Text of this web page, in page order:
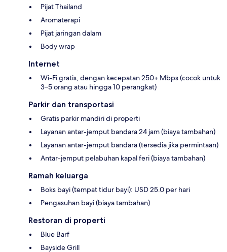
Pijat Thailand
Aromaterapi
Pijat jaringan dalam
Body wrap
Internet
Wi-Fi gratis, dengan kecepatan 250+ Mbps (cocok untuk
3–5 orang atau hingga 10 perangkat)
Parkir dan transportasi
Gratis parkir mandiri di properti
Layanan antar-jemput bandara 24 jam (biaya tambahan)
Layanan antar-jemput bandara (tersedia jika permintaan)
Antar-jemput pelabuhan kapal feri (biaya tambahan)
Ramah keluarga
Boks bayi (tempat tidur bayi): USD 25.0 per hari
Pengasuhan bayi (biaya tambahan)
Restoran di properti
Blue Barf
Bayside Grill